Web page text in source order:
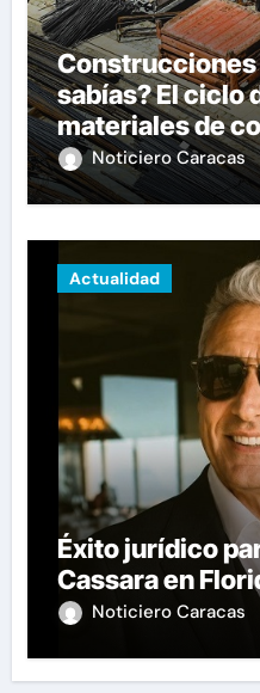
Construcciones
sabías? El ciclo
materiales de
revoluciona
proyectos
Noticiero Caracas
Actualidad
Éxito jurídico
Cassara en
Noticiero Caracas